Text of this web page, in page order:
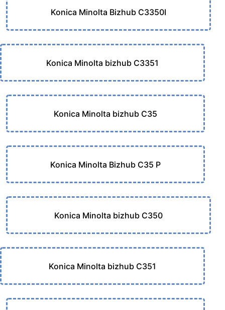
Konica Minolta Bizhub C3350I
Konica Minolta bizhub C3351
Konica Minolta bizhub C35
Konica Minolta Bizhub C35 P
Konica Minolta bizhub C350
Konica Minolta bizhub C351